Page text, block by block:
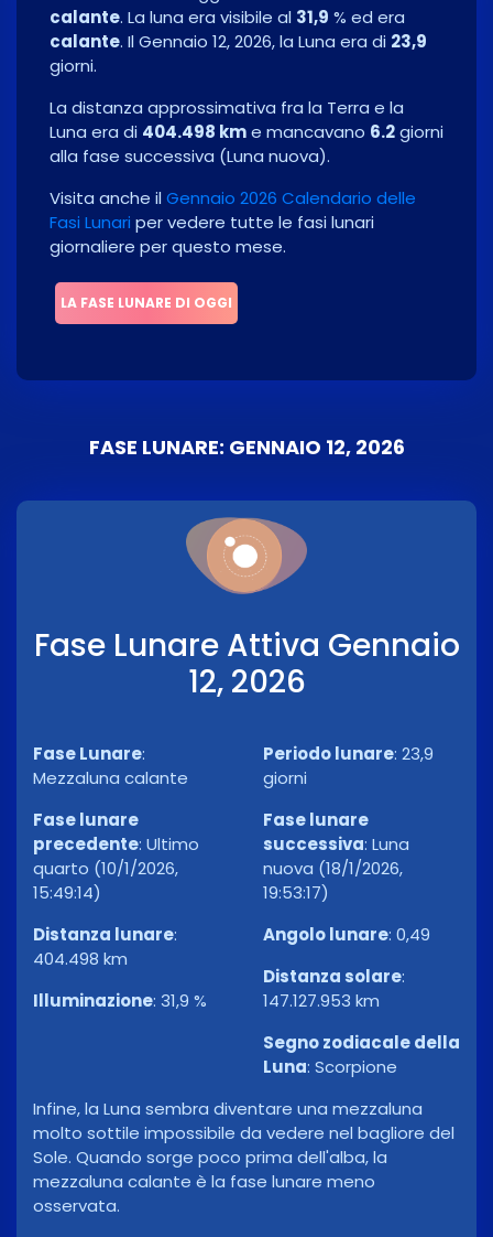
calante. La luna era visibile al 31,9 % ed era
calante. Il Gennaio 12, 2026, la Luna era di 23,9
giorni.
La distanza approssimativa fra la Terra e la
Luna era di 404.498 kme mancavano 6.2giorni
alla fase successiva (Luna nuova).
Visita anche il Gennaio 2026 Calendario delle
Fasi Lunari per vedere tutte le fasi lunari
giornaliere per questo mese.
LA FASE LUNARE DI OGGI
FASE LUNARE: GENNAIO 12, 2026
Fase Lunare Attiva Gennaio
12, 2026
Fase Lunare:
Mezzaluna calante
Fase lunare
precedente: Ultimo
quarto (10/1/2026,
15:49:14)
Distanza lunare:
404.498 km
Illuminazione: 31,9 %
Periodo lunare: 23,9
giorni
Fase lunare
successiva: Luna
nuova (18/1/2026,
19:53:17)
Angolo lunare: 0,49
Distanza solare:
147.127.953 km
Segno zodiacale della
Luna: Scorpione
Infine, la Luna sembra diventare una mezzaluna
molto sottile impossibile da vedere nel bagliore del
Sole. Quando sorge poco prima dell'alba, la
mezzaluna calante è la fase lunare meno
osservata.